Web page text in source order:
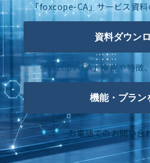
「foxcope-CA」サービス資料
資料ダウン
「foxcope-CA」機能や特徴
機能・プラン
お電話でのお問い合